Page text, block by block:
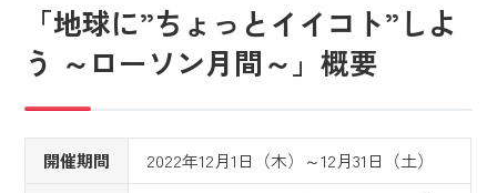
「地球に”ちょっとイイコト”しよ
う ～ローソン月間～」概要
開催期間 2022年12月1日（木）～12月31日（土）